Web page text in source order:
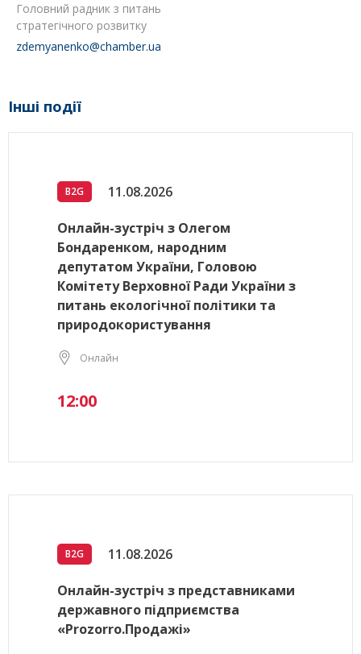
Головний радник з питань
стратегічного розвитку
zdemyanenko@chamber.ua
Інші події
B2G 11.08.2026
Онлайн-зустріч з Олегом
Бондаренком, народним
депутатом України, Головою
Комітету Верховної Ради України з
питань екологічної політики та
природокористування
Онлайн
12:00
B2G 11.08.2026
Онлайн-зустріч з представниками
державного підприємства
«Prozorro.Продажі»